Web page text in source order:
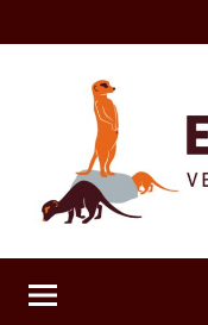
Inhalt